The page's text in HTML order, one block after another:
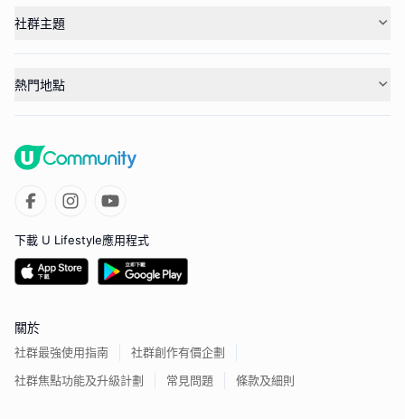
社群主題
熱門地點
下載 U Lifestyle應用程式
關於
社群最強使用指南
社群創作有價企劃
社群焦點功能及升級計劃
常見問題 條款及細則